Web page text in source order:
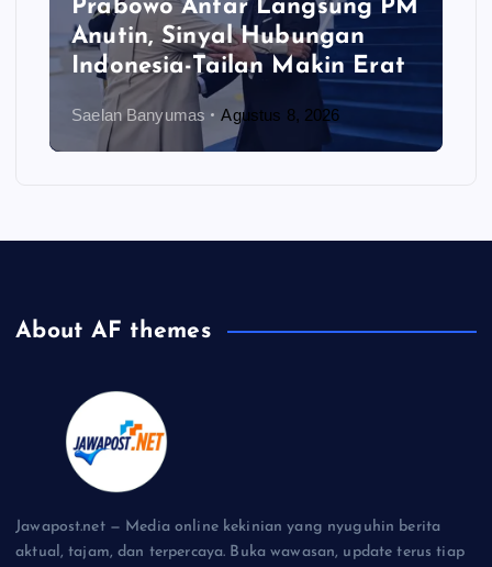
Prabowo Antar Langsung PM
Anutin, Sinyal Hubungan
Indonesia-Tailan Makin Erat
Saelan Banyumas Agustus 8, 2026
About AF themes
Jawapost.net — Media online kekinian yang nyuguhin berita
aktual, tajam, dan terpercaya. Buka wawasan, update terus tiap